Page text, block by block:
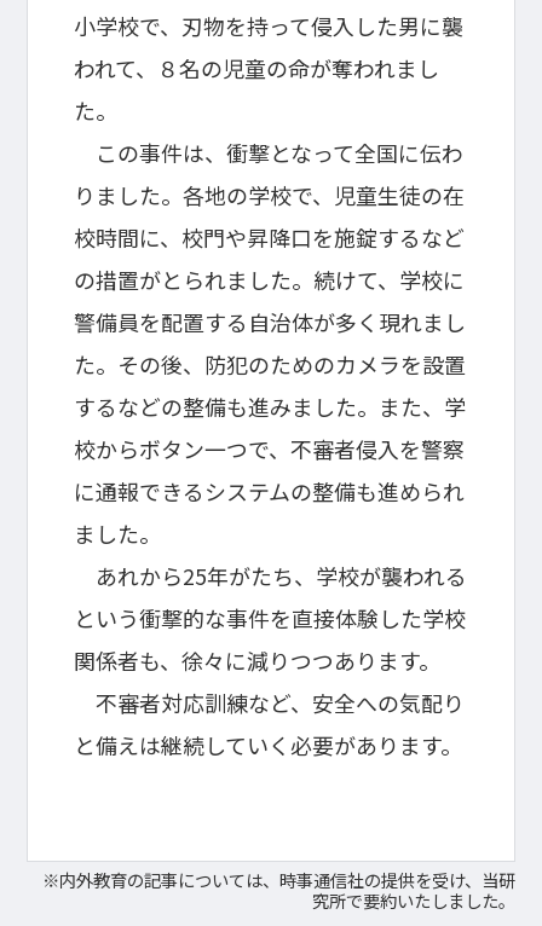
小学校で、刃物を持って侵入した男に襲
われて、８名の児童の命が奪われまし
た。
この事件は、衝撃となって全国に伝わ
りました。各地の学校で、児童生徒の在
校時間に、校門や昇降口を施錠するなど
の措置がとられました。続けて、学校に
警備員を配置する自治体が多く現れまし
た。その後、防犯のためのカメラを設置
するなどの整備も進みました。また、学
校からボタン一つで、不審者侵入を警察
に通報できるシステムの整備も進められ
ました。
あれから25年がたち、学校が襲われる
という衝撃的な事件を直接体験した学校
関係者も、徐々に減りつつあります。
不審者対応訓練など、安全への気配り
と備えは継続していく必要があります。
※内外教育の記事については、時事通信社の提供を受け、当研
究所で要約いたしました。